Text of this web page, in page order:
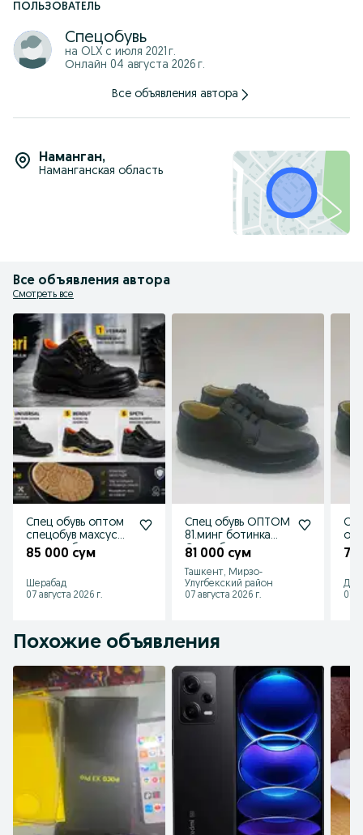
ПОЛЬЗОВАТЕЛЬ
Спецобувь
на OLX с июля 2021 г.
Онлайн 04 августа 2026 г.
Все объявления автора
Наманган,
Наманганская область
Все объявления автора
Смотреть все
Спец обувь оптом
спецобув махсус
иш учун ботинки
85 000 сум
Шерабад
07 августа 2026 г.
Спец обувь ОПТОМ
81.минг ботинка
Спецобувь
81 000 сум
Ташкент, Мирзо-
Улугбекский район
07 августа 2026 г.
79
07
Похожие объявления